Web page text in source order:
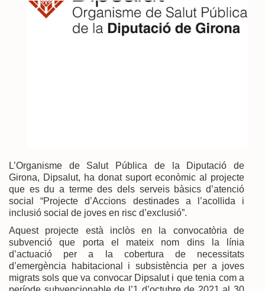
L’Organisme de Salut Pública de la Diputació de
Girona, Dipsalut, ha donat suport econòmic al projecte
que es du a terme des dels serveis bàsics d’atenció
social “Projecte d’Accions destinades a l’acollida i
inclusió social de joves en risc d’exclusió”.
Aquest projecte està inclòs en la convocatòria de
subvenció que porta el mateix nom dins la línia
d’actuació per a la cobertura de necessitats
d’emergència habitacional i subsistència per a joves
migrats sols que va convocar Dipsalut i que tenia com a